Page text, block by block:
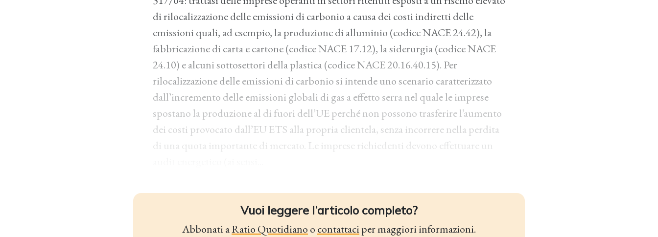
di rilocalizzazione delle emissioni di carbonio a causa dei costi indiretti delle
emissioni quali, ad esempio, la produzione di alluminio (codice NACE 24.42), la
fabbricazione di carta e cartone (codice NACE 17.12), la siderurgia (codice NACE
24.10) e alcuni sottosettori della plastica (codice NACE 20.16.40.15). Per
rilocalizzazione delle emissioni di carbonio si intende uno scenario caratterizzato
dall’incremento delle emissioni globali di gas a effetto serra nel quale le imprese
spostano la produzione al di fuori dell’UE perché non possono trasferire l’aumento
dei costi provocato dall’EU ETS alla propria clientela, senza incorrere nella perdita
di una quota importante di mercato. Le imprese richiedenti devono effettuare un
Vuoi leggere l’articolo completo?
Abbonati aRatio Quotidiano o contattaciper maggiori informazioni.